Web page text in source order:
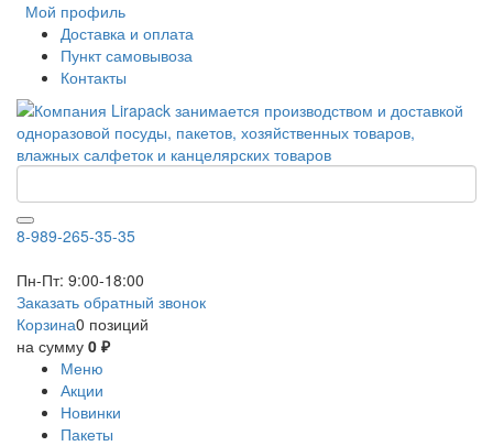
Мой профиль
Доставка и оплата
Пункт самовывоза
Контакты
8-989-265-35-35
Пн-Пт: 9:00-18:00
Заказать обратный звонок
Корзина0 позиций
на сумму 0 ₽
Меню
Акции
Новинки
Пакеты